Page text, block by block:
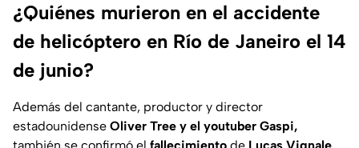
¿Quiénes murieron en el accidente
de helicóptero en Río de Janeiro el 14
de junio?
Además del cantante, productor y director
estadounidense Oliver Tree y el youtuber Gaspi,